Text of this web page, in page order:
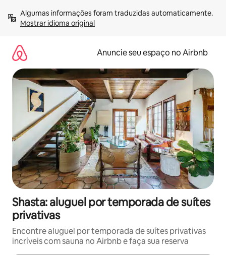
para
Mostrar idioma original
Anuncie seu espaço no Airbnb
Shasta: aluguel por temporada de suítes
privativas
Encontre aluguel por temporada de suítes privativas
incríveis com sauna no Airbnb e faça sua reserva